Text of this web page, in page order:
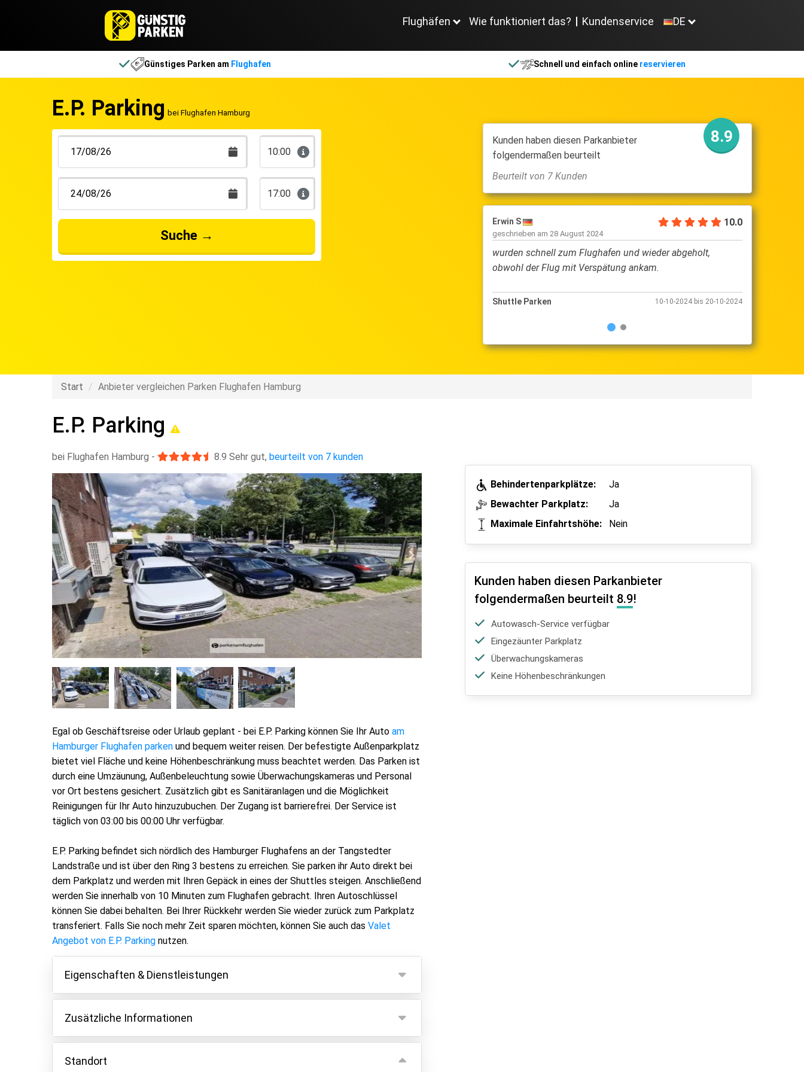
Flughäfen Wie funktioniert das? Kundenservice DE
Günstiges Parken am Flughafen Schnell und einfach online reservieren
E.P. Parking bei Flughafen Hamburg
10:00
17:00
Suche→
Kunden haben diesen Parkanbieter
folgendermaßen beurteilt
8.9
Beurteilt von 7 Kunden
Erwin S 10.0
wurden schnell zum Flughafen und wieder abgeholt,
10-10-2024 bis 20-10-2024
Manfred G
geschrieben am18 September 2024
10.0
Toller Service, ganz nettes, freundliches Personal. Jederzeit
wieder!!!
Shuttle Parken 03-10-2024 bis 10-10-2024
Start Anbieter vergleichen Parken Flughafen Hamburg
E.P. Parking
bei Flughafen Hamburg - 8.9 Sehr gut, beurteilt von 7 kunden
Egal ob Geschäftsreise oder Urlaub geplant - bei E.P. Parking können Sie Ihr Auto am
Hamburger Flughafen parken und bequem weiter reisen. Der befestigte Außenparkplatz
bietet viel Fläche und keine Höhenbeschränkung muss beachtet werden. Das Parken ist
durch eine Umzäunung, Außenbeleuchtung sowie Überwachungskameras und Personal
vor Ort bestens gesichert. Zusätzlich gibt es Sanitäranlagen und die Möglichkeit
Reinigungen für Ihr Auto hinzuzubuchen. Der Zugang ist barrierefrei. Der Service ist
täglich von 03:00 bis 00:00 Uhr verfügbar.
E.P. Parking befindet sich nördlich des Hamburger Flughafens an der Tangstedter
Landstraße und ist über den Ring 3 bestens zu erreichen. Sie parken ihr Auto direkt bei
dem Parkplatz und werden mit Ihren Gepäck in eines der Shuttles steigen. Anschließend
werden Sie innerhalb von 10 Minuten zum Flughafen gebracht. Ihren Autoschlüssel
können Sie dabei behalten. Bei Ihrer Rückkehr werden Sie wieder zurück zum Parkplatz
transferiert. Falls Sie noch mehr Zeit sparen möchten, können Sie auch das Valet
Angebot von E.P. Parking nutzen.
Eigenschaften & Dienstleistungen
Eigenschaften
Parken innen
Fahrzeugschlüssel behalten
Asphalt oder Pflaster
Zusätzliche Informationen
Der Shuttle ist für 4 Personen inklusive. Für jede weitere Person zahlen Sie einen
Aufpreis von 10 € pro Person. Tipp: Setzen Sie Ihre Mitfahrenden zuerst am
Standort
Behindertenparkplätze:
Ja
Bewachter Parkplatz:
Ja
Maximale Einfahrtshöhe:
Nein
Kunden haben diesen Parkanbieter
folgendermaßen beurteilt 8.9!
Autowasch-Service verfügbar
Eingezäunter Parkplatz
Überwachungskameras
Keine Höhenbeschränkungen